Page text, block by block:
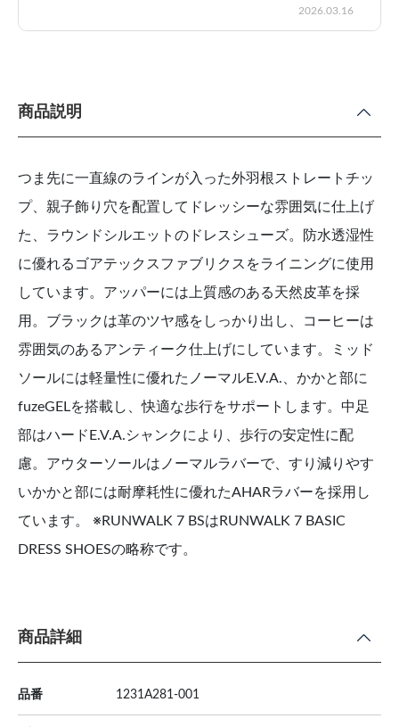
2026.03.16
商品説明
つま先に一直線のラインが入った外羽根ストレートチッ
プ、親子飾り穴を配置してドレッシーな雰囲気に仕上げ
た、ラウンドシルエットのドレスシューズ。防水透湿性
に優れるゴアテックスファブリクスをライニングに使用
しています。アッパーには上質感のある天然皮革を採
用。ブラックは革のツヤ感をしっかり出し、コーヒーは
雰囲気のあるアンティーク仕上げにしています。ミッド
ソールには軽量性に優れたノーマルE.V.A.、かかと部に
fuzeGELを搭載し、快適な歩行をサポートします。中足
部はハードE.V.A.シャンクにより、歩行の安定性に配
慮。アウターソールはノーマルラバーで、すり減りやす
いかかと部には耐摩耗性に優れたAHARラバーを採用し
ています。 ※RUNWALK 7 BSはRUNWALK 7 BASIC
DRESS SHOESの略称です。
商品詳細
品番 1231A281-001